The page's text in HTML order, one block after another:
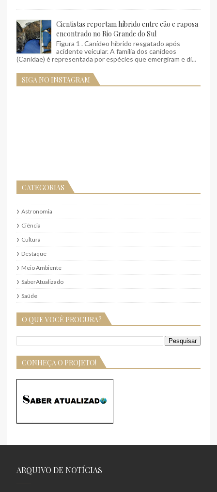
Cientistas reportam híbrido entre cão e raposa
encontrado no Rio Grande do Sul
Figura 1 . Canídeo híbrido resgatado após
acidente veicular. A família dos canídeos
(Canidae) é representada por espécies que emergiram e di...
SIGA NO INSTAGRAM
CATEGORIAS
Astronomia
Ciência
Cultura
Destaque
Meio Ambiente
SaberAtualizado
Saúde
O QUE VOCÊ PROCURA?
CONHEÇA O PROJETO!
ARQUIVO DE NOTÍCIAS